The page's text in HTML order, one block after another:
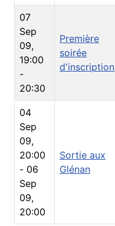
07
Sep
09,
19:00
-
20:30
Première
soirée
d'inscription
04
Sep
09,
20:00
- 06
Sep
09,
20:00
Sortie aux
Glénan